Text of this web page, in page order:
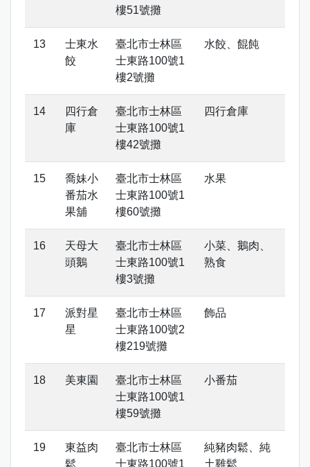
樓51號攤
士東水
餃
臺北市士林區
士東路100號1
樓2號攤
水餃、餛飩
四行倉
庫
臺北市士林區
士東路100號1
樓42號攤
四行倉庫
喬妹小
番茄水
果舖
臺北市士林區
士東路100號1
樓60號攤
水果
天母大
頭鵝
臺北市士林區
士東路100號1
樓3號攤
小菜、鵝肉、
熟食
派對星
星
臺北市士林區
士東路100號2
樓219號攤
飾品
美東園
臺北市士林區
士東路100號1
樓59號攤
小番茄
東益肉
鬆
臺北市士林區
士東路100號1
純豬肉鬆、純
土雞鬆